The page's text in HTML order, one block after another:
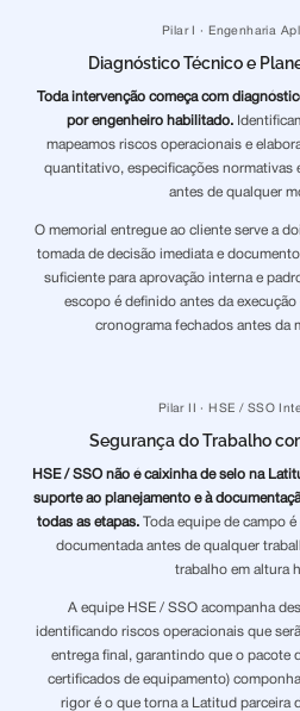
Pilar I · Engenharia
Diagnóstico Técnico e
Toda intervenção começa com
por engenheiro habilitado.
mapeamos riscos operacionais e
quantitativo, especificações normativas
antes de qualquer
O memorial entregue ao cliente serve a
tomada de decisão imediata e
suficiente para aprovação interna e
escopo é definido antes da
cronograma fechados antes da
Pilar II · HSE / SSO
Segurança do Trabalho
HSE / SSO não é caixinha de selo na
suporte ao planejamento e à
todas as etapas.Toda equipe de campo é
documentada antes de qualquer
trabalho em altura
A equipe HSE / SSO acompanha
identificando riscos operacionais que
entrega final, garantindo que o pacote
certificados de equipamento)
rigor é o que torna a Latitud parceira